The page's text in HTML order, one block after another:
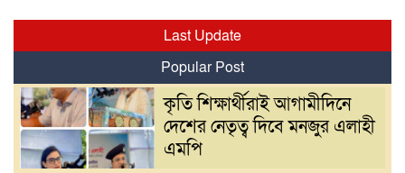
Last Update
Popular Post
কৃতি শিক্ষার্থীরাই আগামীদিনে
দেশের নেতৃত্ব দিবে মনজুর এলাহী
এমপি